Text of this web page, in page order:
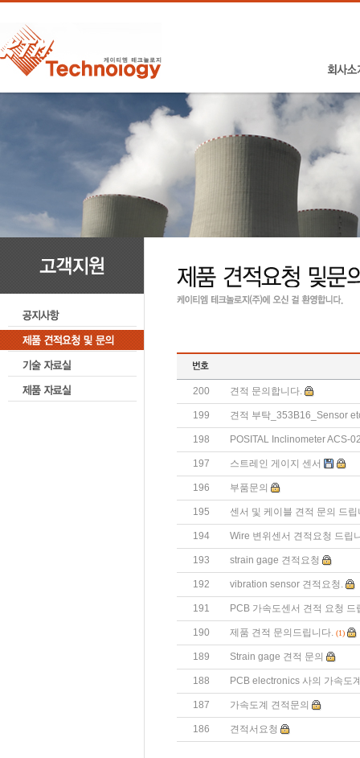
200 견적 문의합니다.
199 견적 부탁_353B16_Sensor
198 POSITAL Inclinometer ACS-
197 스트레인 게이지 센서
196 부품문의
195 센서 및 케이블 견적 문의 드립
194 Wire 변위센서 견적요청 드립
193 strain gage 견적요청
192 vibration sensor 견적요청.
191 PCB 가속도센서 견적 요청 드
190 제품 견적 문의드립니다. (1)
189 Strain gage 견적 문의
188 PCB electronics 사의 가속도
187 가속도계 견적문의
186 견적서요청